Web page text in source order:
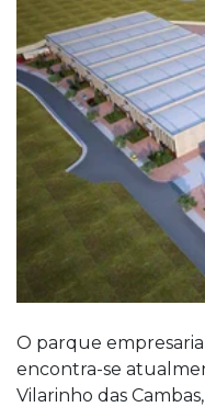
O parque
encontra-se
Vilarinho das